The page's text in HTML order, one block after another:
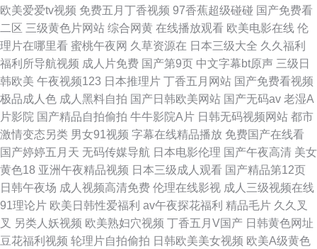
欧美爱爱tv视频 免费五月丁香视频 97香蕉超级碰碰 国产免费看
二区 三级黄色片网站 综合网黄 在线播放观看 欧美电影在线 伦
理片在哪里看 蜜桃午夜网 久草资源在 日本三级大全 久久福利
福利所导航视频 成人片免费 国产第9页 中文字幕bt原声 三级日
韩欧美 午夜视频123 日本推理片 丁香五月网站 国产免费看视频
极品成人色 成人黑料自拍 国产日韩欧美网站 国产无码av 老湿A
片影院 国产精品自拍偷拍 牛牛影院A片 日韩无码视频网站 都市
激情变态另类 男女91视频 字幕在线精品播放 免费国产在线看
国产婷婷五月天 无码传媒导航 日本电影伦理 国产午夜高清 美女
黄色18 亚洲午夜精品视频 日本三级成人观看 国产精品第12页
日韩午夜场 成人视频高清免费 伦理在线影视 成人三级视频在线
91理论片 欧美日韩性爱福利 av午夜探花福利 精品毛片 久久叉
叉 另类人妖视频 欧美熟妇穴视频 丁香五月V国产 日韩黄色网址
豆花福利视频 轮理片自拍偷拍 日韩欧美美女视频 欧美A级黄色